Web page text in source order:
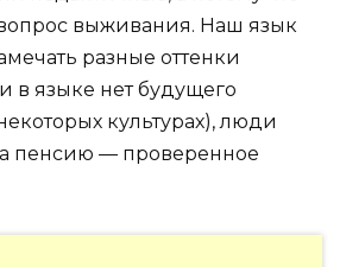
выживания. Наш язык
разные оттенки
в языке нет будущего
культурах), люди
пенсию — проверенное